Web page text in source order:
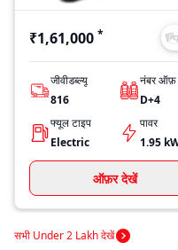
₹1,61,000 *
जीवीडब्ल्यू
816
D+4
फ्यूल टाइप
Electric
पावर
ऑफ़र देखें
सभी Under 2 Lakh देखें